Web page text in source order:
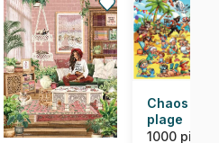
Chaos sur
plage
1000